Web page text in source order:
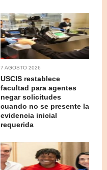
7 AGOSTO 2026
USCIS restablece
facultad para agentes
negar solicitudes
cuando no se presente la
evidencia inicial
requerida